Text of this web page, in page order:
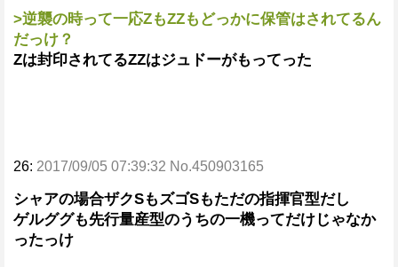
>逆襲の時って一応ZもZZもどっかに保管はされてるん
だっけ？
Zは封印されてるZZはジュドーがもってった
26: 2017/09/05 07:39:32 No.450903165
シャアの場合ザクSもズゴSもただの指揮官型だし
ゲルググも先行量産型のうちの一機ってだけじゃなか
ったっけ